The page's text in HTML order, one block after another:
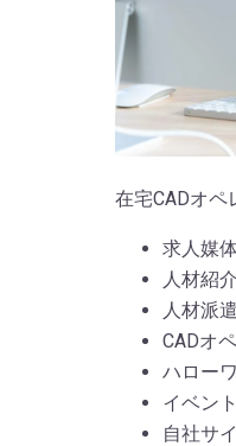
在宅CADオ
求人媒
人材紹
人材派
CADオ
ハロー
イベン
自社サ